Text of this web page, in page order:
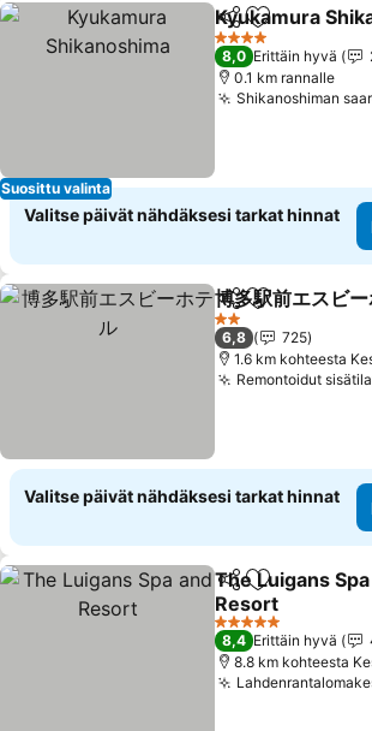
Suosittu valinta
Jaa Lisää
Kyukamura
4 Tähtiluokitus
8,0 Erittäin hyvä
0.1 km rannalle
Shikanoshiman
Valitse päivät nähdäksesi tarkat hinnat
Jaa Lisää
博多駅前エスビ
2 Tähtiluokitus
6,8
725
1.6 km kohteesta
Remontoidut
Valitse päivät nähdäksesi tarkat hinnat
Jaa Lisää
The Luigans
Resort
5 Tähtiluokitus
8,4 Erittäin hyvä
8.8 km kohteesta